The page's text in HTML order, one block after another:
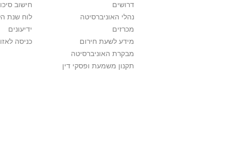
דרושים
נהלי האוניברסיטה
מכרזים
מידע לשעת חירום
מבקרת האוניברסיטה
תקנון משמעת ופסקי דין
חישוב
לוח שנת
ידיעונים
כניסה